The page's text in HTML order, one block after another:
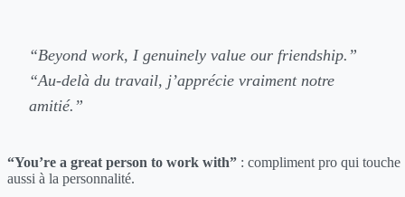
“Beyond work, I genuinely value our friendship.”
“Au-delà du travail, j’apprécie vraiment notre
amitié.”
“You’re a great person to work with” : compliment pro qui touche
aussi à la personnalité.